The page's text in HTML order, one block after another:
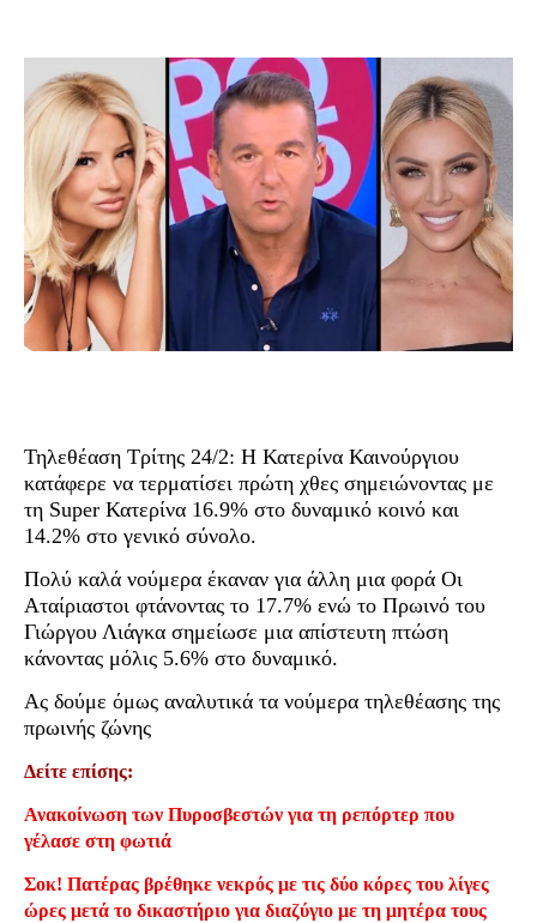
Τηλεθέαση Τρίτης 24/2: Η Κατερίνα Καινούργιου
κατάφερε να τερματίσει πρώτη χθες σημειώνοντας με
τη Super Κατερίνα 16.9% στο δυναμικό κοινό και
14.2% στο γενικό σύνολο.
Πολύ καλά νούμερα έκαναν για άλλη μια φορά Οι
Αταίριαστοι φτάνοντας το 17.7% ενώ το Πρωινό του
Γιώργου Λιάγκα σημείωσε μια απίστευτη πτώση
κάνοντας μόλις 5.6% στο δυναμικό.
Ας δούμε όμως αναλυτικά τα νούμερα τηλεθέασης της
πρωινής ζώνης
Δείτε επίσης:
Ανακοίνωση των Πυροσβεστών για τη ρεπόρτερ που
γέλασε στη φωτιά
Σοκ! Πατέρας βρέθηκε νεκρός με τις δύο κόρες του λίγες
ώρες μετά το δικαστήριο για διαζύγιο με τη μητέρα τους